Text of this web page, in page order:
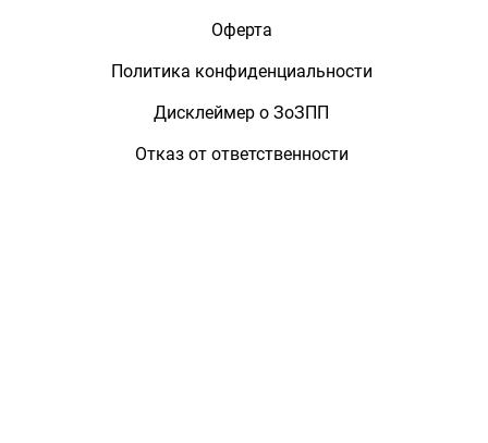
Оферта
Политика конфиденциальности
Дисклеймер о ЗоЗПП
Отказ от ответственности